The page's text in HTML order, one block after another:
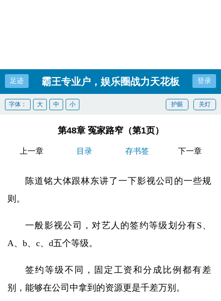
足迹 霸王专业户，娱乐圈战力天花板 登录
关灯
护眼
字体： 大 中 小
第48章 冤家路窄（第1页）
上一章 目录 存书签 下一章
陈道铭大体跟林东讲了一下影视公司的一些规
则。
一般影视公司，对艺人的签约等级划分有S、
A、b、c、d五个等级。
签约等级不同，固定工资和分成比例都有差
别，能够在公司中拿到的资源更是千差万别。